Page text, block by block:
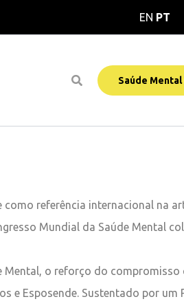
EN PT
Saúde
como referência internacional na
Mundial da Saúde Mental
Mental, o reforço do compromisso
e Esposende. Sustentado por um